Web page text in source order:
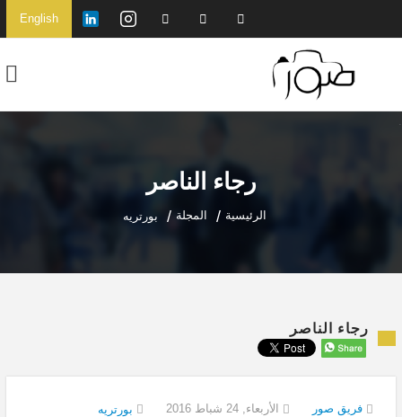
English
رجاء الناصر
الرئيسية المجلة بورتريه
رجاء الناصر
فريق صور الأربعاء, 24 شباط 2016
بورتريه